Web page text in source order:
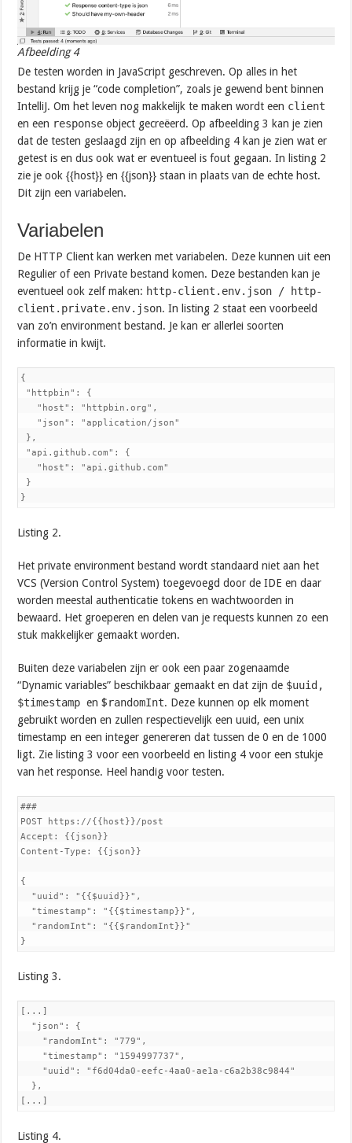
Afbeelding 4
De testen worden in JavaScript geschreven. Op alles in het
bestand krijg je “code completion”, zoals je gewend bent binnen
IntelliJ. Om het leven nog makkelijk te maken wordt een client
en een response object gecreëerd. Op afbeelding 3 kan je zien
dat de testen geslaagd zijn en op afbeelding 4 kan je zien wat er
getest is en dus ook wat er eventueel is fout gegaan. In listing 2
zie je ook {{host}} en {{json}} staan in plaats van de echte host.
Dit zijn een variabelen.
Variabelen
De HTTP Client kan werken met variabelen. Deze kunnen uit een
Regulier of een Private bestand komen. Deze bestanden kan je
eventueel ook zelf maken: http-client.env.json / http-
client.private.env.json. In listing 2 staat een voorbeeld
van zo’n environment bestand. Je kan er allerlei soorten
informatie in kwijt.
{
"httpbin": {
"host": "httpbin.org",
"json": "application/json"
},
"api.github.com": {
"host": "api.github.com"
}
}
Listing 2.
Het private environment bestand wordt standaard niet aan het
VCS (Version Control System) toegevoegd door de IDE en daar
worden meestal authenticatie tokens en wachtwoorden in
bewaard. Het groeperen en delen van je requests kunnen zo een
stuk makkelijker gemaakt worden.
Buiten deze variabelen zijn er ook een paar zogenaamde
“Dynamic variables” beschikbaar gemaakt en dat zijn de $uuid,
$timestampen $randomInt. Deze kunnen op elk moment
gebruikt worden en zullen respectievelijk een uuid, een unix
timestamp en een integer genereren dat tussen de 0 en de 1000
ligt. Zie listing 3 voor een voorbeeld en listing 4 voor een stukje
van het response. Heel handig voor testen.
###
POST https://{{host}}/post
Accept: {{json}}
Content-Type: {{json}}
{
  "uuid": "{{$uuid}}",
  "timestamp": "{{$timestamp}}",
  "randomInt": "{{$randomInt}}"
}
Listing 3.
[...]
  "json": {
"randomInt": "779",
"timestamp": "1594997737",
"uuid": "f6d04da0-eefc-4aa0-ae1a-c6a2b38c9844"
  },
[...]
Listing 4.